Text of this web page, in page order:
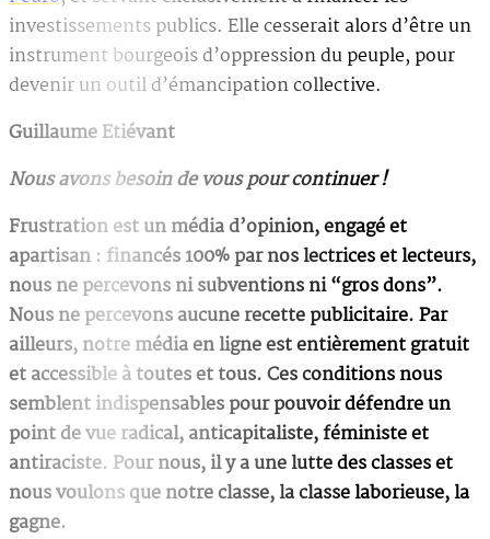
investissements publics. Elle cesserait alors d’être un
instrument bourgeois d’oppression du peuple, pour
devenir un outil d’émancipation collective.
Guillaume Etiévant
Nous avons besoin de vous pour continuer !
Frustration est un média d’opinion, engagé et
apartisan : financés 100% par nos lectrices et lecteurs,
nous ne percevons ni subventions ni “gros dons”.
Nous ne percevons aucune recette publicitaire. Par
ailleurs, notre média en ligne est entièrement gratuit
et accessible à toutes et tous. Ces conditions nous
semblent indispensables pour pouvoir défendre un
point de vue radical, anticapitaliste, féministe et
antiraciste. Pour nous, il y a une lutte des classes et
nous voulons que notre classe, la classe laborieuse, la
gagne.